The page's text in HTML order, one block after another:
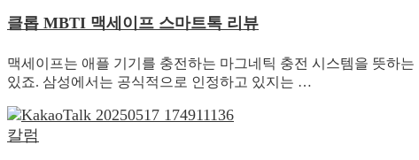
클롭 MBTI 맥세이프 스마트톡 리뷰
맥세이프는 애플 기기를 충전하는 마그네틱 충전 시스템을 뜻하
있죠. 삼성에서는 공식적으로 인정하고 있지는 …
칼럼